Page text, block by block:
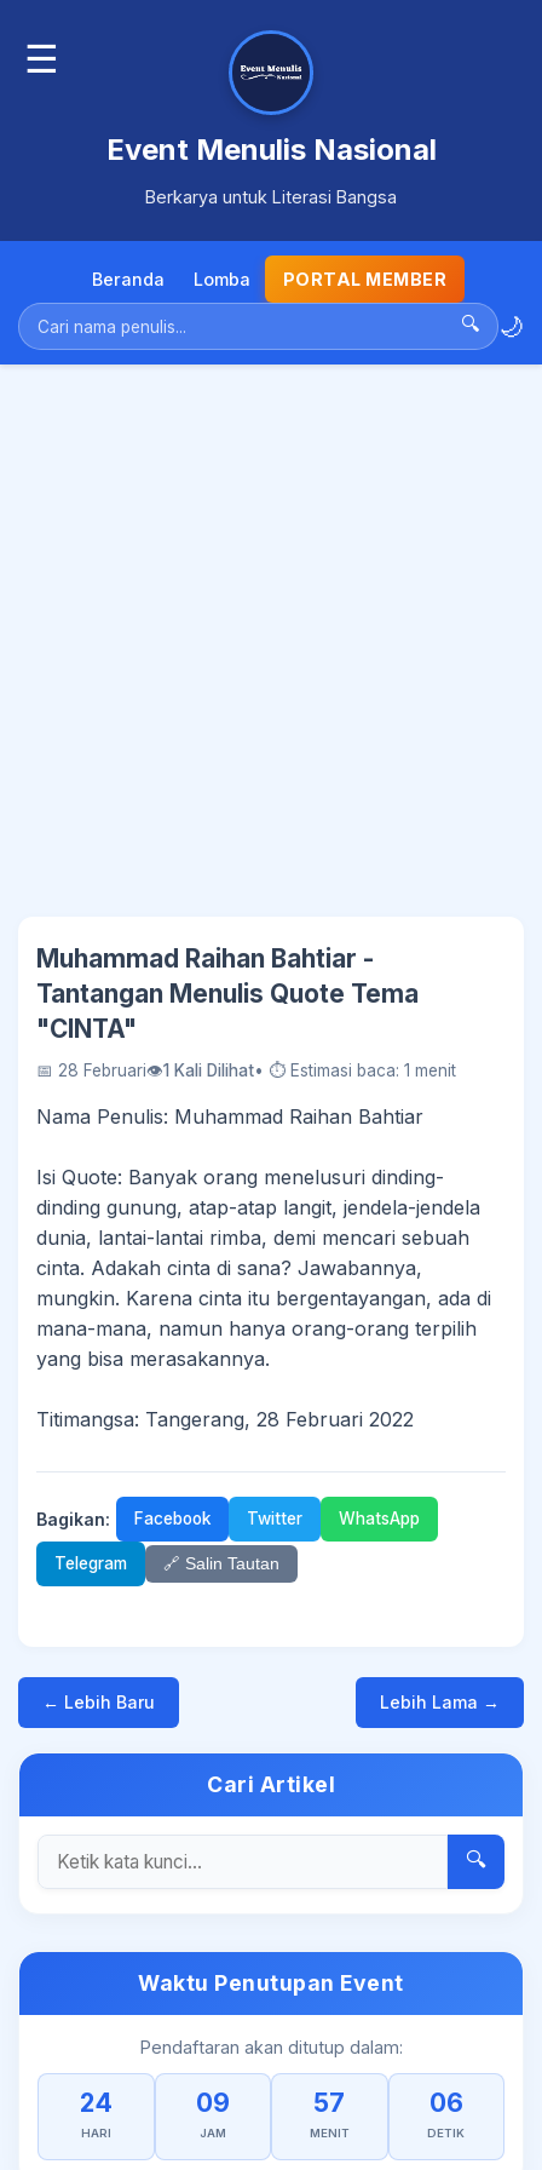
☰
Event Menulis Nasional
Berkarya untuk Literasi Bangsa
Beranda Lomba PORTAL MEMBER
🔍 🌙
Muhammad Raihan Bahtiar -
Tantangan Menulis Quote Tema
"CINTA"
📅 28 Februari👁1 Kali Dilihat• ⏱ Estimasi baca: 1 menit
Nama Penulis: Muhammad Raihan Bahtiar
Isi Quote: Banyak orang menelusuri dinding-
dinding gunung, atap-atap langit, jendela-jendela
dunia, lantai-lantai rimba, demi mencari sebuah
cinta. Adakah cinta di sana? Jawabannya,
mungkin. Karena cinta itu bergentayangan, ada di
mana-mana, namun hanya orang-orang terpilih
yang bisa merasakannya.
Titimangsa: Tangerang, 28 Februari 2022
Bagikan: Facebook Twitter WhatsApp
Telegram 🔗 Salin Tautan
← Lebih Baru Lebih Lama →
Cari Artikel
🔍
Waktu Penutupan Event
Pendaftaran akan ditutup dalam:
24
HARI
09
JAM
57
MENIT
06
DETIK